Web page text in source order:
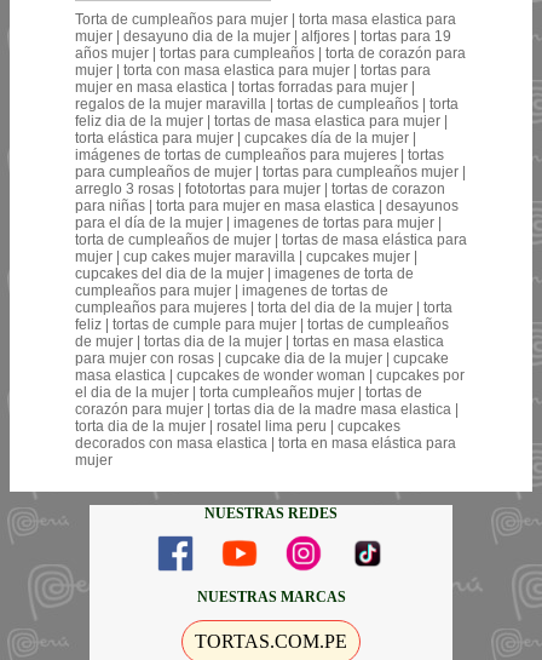
Torta de cumpleaños para mujer | torta masa elastica para
mujer | desayuno dia de la mujer | alfjores | tortas para 19
años mujer | tortas para cumpleaños | torta de corazón para
mujer | torta con masa elastica para mujer | tortas para
mujer en masa elastica | tortas forradas para mujer |
regalos de la mujer maravilla | tortas de cumpleaños | torta
feliz dia de la mujer | tortas de masa elastica para mujer |
torta elástica para mujer | cupcakes día de la mujer |
imágenes de tortas de cumpleaños para mujeres | tortas
para cumpleaños de mujer | tortas para cumpleaños mujer |
arreglo 3 rosas | fototortas para mujer | tortas de corazon
para niñas | torta para mujer en masa elastica | desayunos
para el día de la mujer | imagenes de tortas para mujer |
torta de cumpleaños de mujer | tortas de masa elástica para
mujer | cup cakes mujer maravilla | cupcakes mujer |
cupcakes del dia de la mujer | imagenes de torta de
cumpleaños para mujer | imagenes de tortas de
cumpleaños para mujeres | torta del dia de la mujer | torta
feliz | tortas de cumple para mujer | tortas de cumpleaños
de mujer | tortas dia de la mujer | tortas en masa elastica
para mujer con rosas | cupcake dia de la mujer | cupcake
masa elastica | cupcakes de wonder woman | cupcakes por
el dia de la mujer | torta cumpleaños mujer | tortas de
corazón para mujer | tortas dia de la madre masa elastica |
torta dia de la mujer | rosatel lima peru | cupcakes
decorados con masa elastica | torta en masa elástica para
mujer
NUESTRAS REDES
NUESTRAS MARCAS
TORTAS.COM.PE